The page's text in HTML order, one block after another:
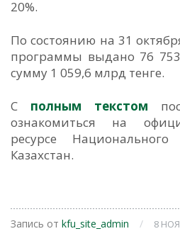
20%.
По состоянию на 31
программы выдано 76
сумму 1 059,6 млрд тенге.
С полным текстом
ознакомиться на
ресурсе
Казахстан.
Запись от kfu_site_admin / 8